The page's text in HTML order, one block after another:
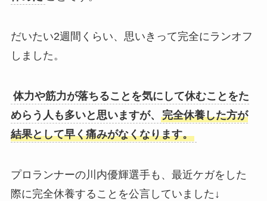
だいたい2週間くらい、思いきって完全にランオフ
しました。
体力や筋力が落ちることを気にして休むことをた
めらう人も多いと思いますが、
完全休養した方が
結果として早く痛みがなくなります。
プロランナーの川内優輝選手も、最近ケガをした
際に完全休養することを公言していました↓